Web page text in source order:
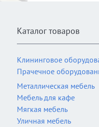
Каталог товаров
Клининговое
Прачечное
Металлическая мебель
Мебель для кафе
Мягкая мебель
Уличная мебель